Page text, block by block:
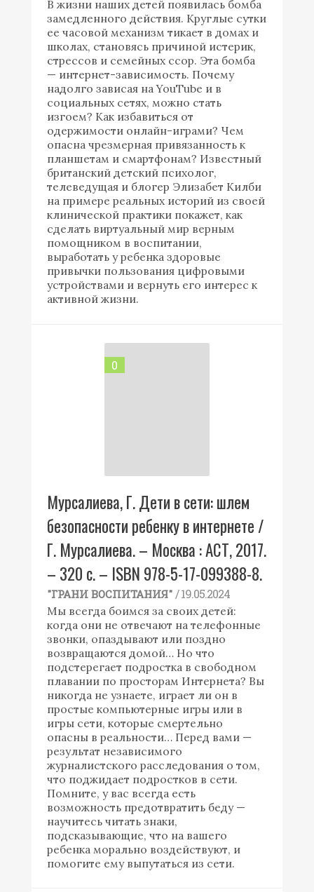
В жизни наших детей появилась бомба
замедленного действия. Круглые сутки
ее часовой механизм тикает в домах и
школах, становясь причиной истерик,
стрессов и семейных ссор. Эта бомба
— интернет-зависимость. Почему
надолго зависая на YouTube и в
социальных сетях, можно стать
изгоем? Как избавиться от
одержимости онлайн-играми? Чем
опасна чрезмерная привязанность к
планшетам и смартфонам? Известный
британский детский психолог,
телеведущая и блогер Элизабет Килби
на примере реальных историй из своей
клинической практики покажет, как
сделать виртуальный мир верным
помощником в воспитании,
выработать у ребенка здоровые
привычки пользования цифровыми
устройствами и вернуть его интерес к
активной жизни.
0
Мурсалиева, Г. Дети в сети: шлем
безопасности ребенку в интернете /
Г. Мурсалиева. – Москва : АСТ, 2017.
– 320 с. – ISBN 978-5-17-099388-8.
"ГРАНИ ВОСПИТАНИЯ" / 19.05.2024
Мы всегда боимся за своих детей:
когда они не отвечают на телефонные
звонки, опаздывают или поздно
возвращаются домой… Но что
подстерегает подростка в свободном
плавании по просторам Интернета? Вы
никогда не узнаете, играет ли он в
простые компьютерные игры или в
игры сети, которые смертельно
опасны в реальности… Перед вами —
результат независимого
журналистского расследования о том,
что поджидает подростков в сети.
Помните, у вас всегда есть
возможность предотвратить беду —
научитесь читать знаки,
подсказывающие, что на вашего
ребенка морально воздействуют, и
помогите ему выпутаться из сети.